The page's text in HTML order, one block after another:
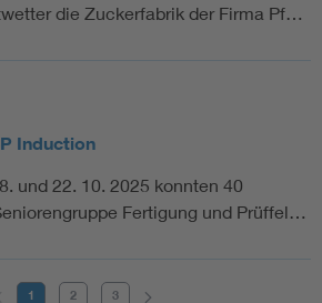
die Zuckerfabrik der Firma Pf…
Induction
und 22. 10. 2025 konnten 40
Fertigung und Prüffel…
1 2 3